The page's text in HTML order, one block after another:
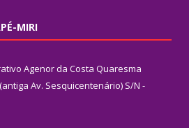
MIRI
Agenor da Costa Quaresma
Av. Sesquicentenário) S/N -